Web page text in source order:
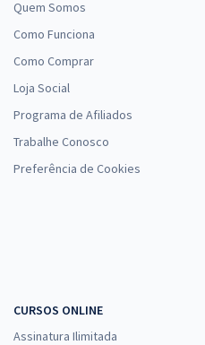
Economize
Telebras - Telecomunicações
Específicos para o Cargo
Economize
Quem Somos
Como Funciona
Como Comprar
Loja Social
Programa de Afiliados
Trabalhe Conosco
Preferência de Cookies
CURSOS ONLINE
Assinatura Ilimitada